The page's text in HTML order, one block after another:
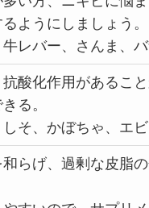
ようにしましょう。
牛レバー、さんま、
酸化作用があるこ
る。
しそ、かぼちゃ、エ
らげ、過剰な皮脂